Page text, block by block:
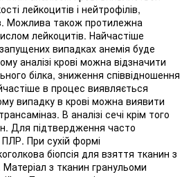
лейкоцитів і нейтрофілів,
Можлива також протилежна
лейкоцитів. Найчастіше
випадках анемія буде
аналізі крові можна відзначити
білка, зниження співвідношення
в процес виявляється
випадку в крові можна виявити
В аналізі сечі крім того
Для підтвердження часто
При сухій формі
біопсія для взяття тканин з
з тканин гранульоми